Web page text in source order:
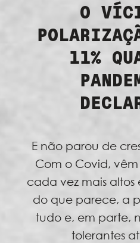
O
11%
E não parou de
Com o Covid,
cada vez mais altos
do que parece, a
tudo e, em parte,
tolerantes